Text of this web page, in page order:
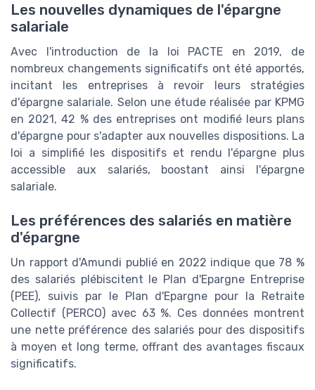
Les nouvelles dynamiques de l'épargne
salariale
Avec l'introduction de la loi PACTE en 2019, de
nombreux changements significatifs ont été apportés,
incitant les entreprises à revoir leurs stratégies
d'épargne salariale. Selon une étude réalisée par KPMG
en 2021, 42 % des entreprises ont modifié leurs plans
d'épargne pour s'adapter aux nouvelles dispositions. La
loi a simplifié les dispositifs et rendu l'épargne plus
accessible aux salariés, boostant ainsi l'épargne
salariale.
Les préférences des salariés en matière
d'épargne
Un rapport d'Amundi publié en 2022 indique que 78 %
des salariés plébiscitent le Plan d'Epargne Entreprise
(PEE), suivis par le Plan d'Epargne pour la Retraite
Collectif (PERCO) avec 63 %. Ces données montrent
une nette préférence des salariés pour des dispositifs
à moyen et long terme, offrant des avantages fiscaux
significatifs.